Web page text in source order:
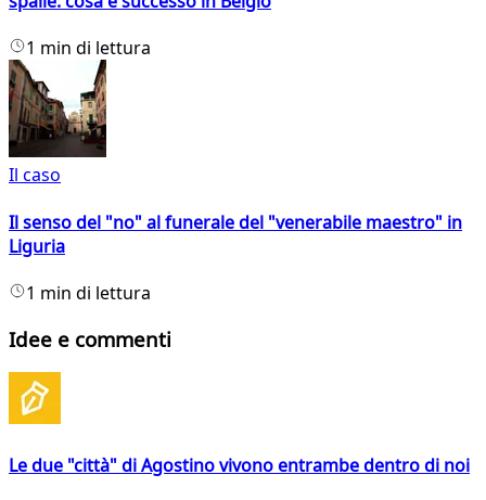
1 min di lettura
Il caso
Il senso del "no" al funerale del "venerabile maestro" in
Liguria
1 min di lettura
Idee e commenti
Le due "città" di Agostino vivono entrambe dentro di noi